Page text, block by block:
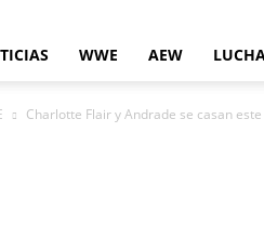
WWE AEW
Charlotte Flair y Andrade se casan